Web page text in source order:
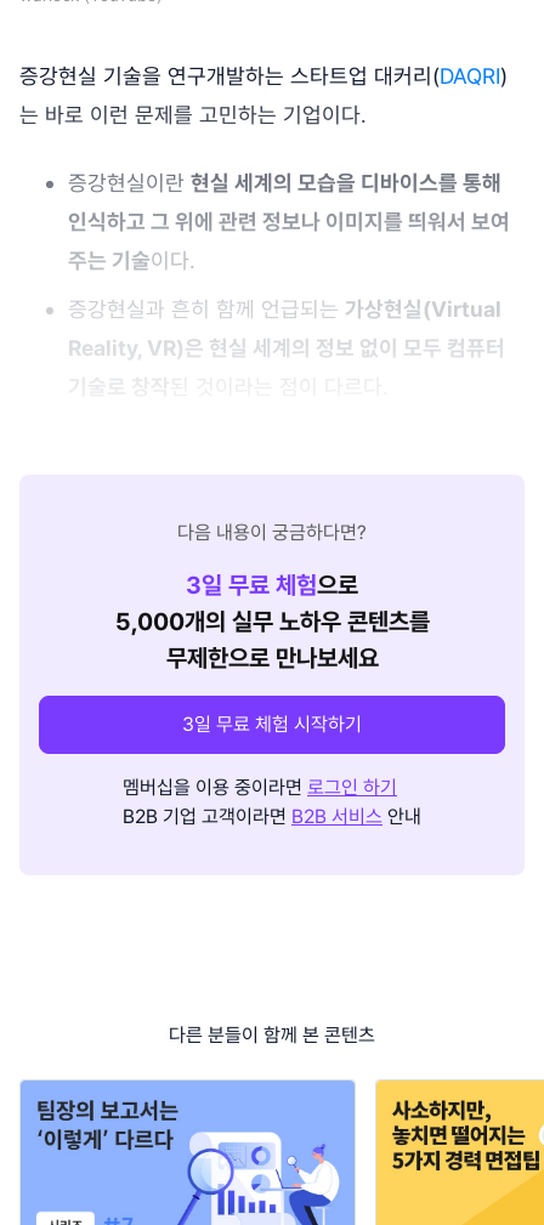
증강현실 기술을 연구개발하는 스타트업 대커리(DAQRI)
는 바로 이런 문제를 고민하는 기업이다.
증강현실이란 현실 세계의 모습을 디바이스를 통해
인식하고 그 위에 관련 정보나 이미지를 띄워서 보여
주는 기술이다.
증강현실과 흔히 함께 언급되는 가상현실(Virtual
Reality, VR)은 현실 세계의 정보 없이 모두 컴퓨터
기술로 창작
다음 내용이 궁금하다면?
3일 무료 체험으로
5,000개의 실무 노하우 콘텐츠를
무제한으로 만나보세요
3일 무료 체험 시작하기
멤버십을 이용 중이라면 로그인 하기
B2B 기업 고객이라면 B2B 서비스 안내
다른 분들이 함께 본 콘텐츠